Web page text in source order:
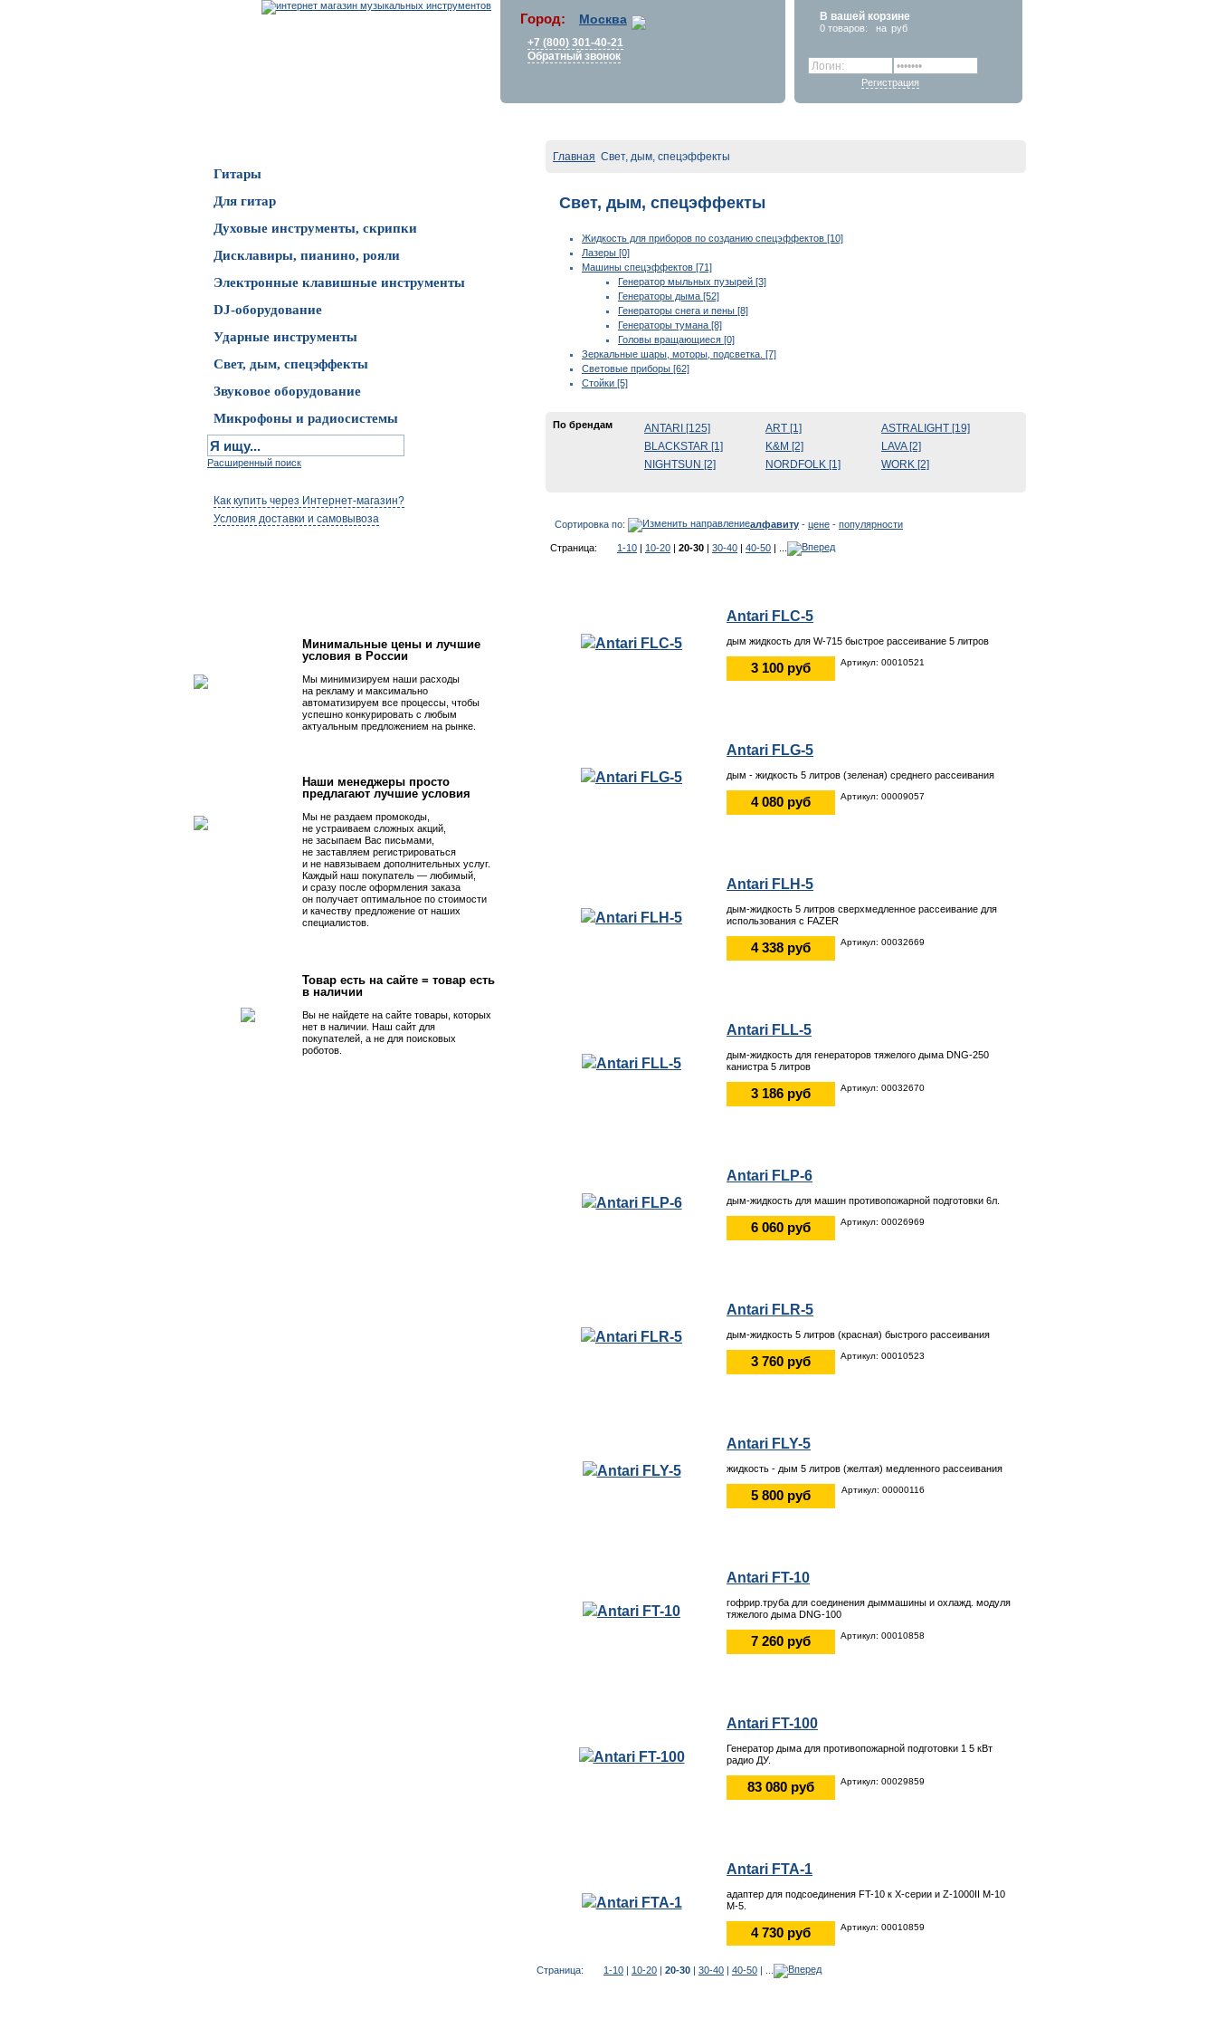
Город: Москва
+7 (800) 301-40-21
Обратный звонок
В вашей корзине
0 товаров: на руб
Регистрация
Гитары
Для гитар
Духовые инструменты, скрипки
Дисклавиры, пианино, рояли
Электронные клавишные инструменты
DJ-оборудование
Ударные инструменты
Свет, дым, спецэффекты
Звуковое оборудование
Микрофоны и радиосистемы
Расширенный поиск
Как купить через Интернет-магазин?
Условия доставки и самовывоза
Минимальные цены и лучшие
условия в России
Мы минимизируем наши расходы
на рекламу и максимально
автоматизируем все процессы, чтобы
успешно конкурировать с любым
актуальным предложением на рынке.
Наши менеджеры просто
предлагают лучшие условия
Мы не раздаем промокоды,
не устраиваем сложных акций,
не засыпаем Вас письмами,
не заставляем регистрироваться
и не навязываем дополнительных услуг.
Каждый наш покупатель — любимый,
и сразу после оформления заказа
он получает оптимальное по стоимости
и качеству предложение от наших
специалистов.
Товар есть на сайте = товар есть
в наличии
Вы не найдете на сайте товары, которых
нет в наличии. Наш сайт для
покупателей, а не для поисковых
роботов.
Главная Свет, дым, спецэффекты
Свет, дым, спецэффекты
Жидкость для приборов по созданию спецэффектов [10]
Лазеры [0]
Машины спецэффектов [71]
Генератор мыльных пузырей [3]
Генераторы дыма [52]
Генераторы снега и пены [8]
Генераторы тумана [8]
Головы вращающиеся [0]
Зеркальные шары, моторы, подсветка. [7]
Световые приборы [62]
Стойки [5]
По брендам ANTARI [125] ART [1]
ASTRALIGHT [19]
BLACKSTAR [1]
K&M [2]
LAVA [2]
NIGHTSUN [2]
NORDFOLK [1] WORK [2]
Сортировка по: алфавиту - цене - популярности
Страница: 1-10 | 10-20 | 20-30 | 30-40 | 40-50 | ...
Antari FLC-5
дым жидкость для W-715 быстрое рассеивание 5 литров
3 100 руб Артикул: 00010521
Antari FLG-5
дым - жидкость 5 литров (зеленая) среднего рассеивания
4 080 руб Артикул: 00009057
Antari FLH-5
дым-жидкость 5 литров сверхмедленное рассеивание для
использования с FAZER
4 338 руб Артикул: 00032669
Antari FLL-5
дым-жидкость для генераторов тяжелого дыма DNG-250
канистра 5 литров
3 186 руб Артикул: 00032670
Antari FLP-6
дым-жидкость для машин противопожарной подготовки 6л.
6 060 руб Артикул: 00026969
Antari FLR-5
дым-жидкость 5 литров (красная) быстрого рассеивания
3 760 руб Артикул: 00010523
Antari FLY-5
жидкость - дым 5 литров (желтая) медленного рассеивания
5 800 руб Артикул: 00000116
Antari FT-10
гофрир.труба для соединения дыммашины и охлажд. модуля
тяжелого дыма DNG-100
7 260 руб Артикул: 00010858
Antari FT-100
Генератор дыма для противопожарной подготовки 1 5 кВт
радио ДУ.
83 080 руб Артикул: 00029859
Antari FTA-1
адаптер для подсоединения FT-10 к X-серии и Z-1000II M-10
M-5.
4 730 руб Артикул: 00010859
Страница: 1-10 | 10-20 | 20-30 | 30-40 | 40-50 | ...